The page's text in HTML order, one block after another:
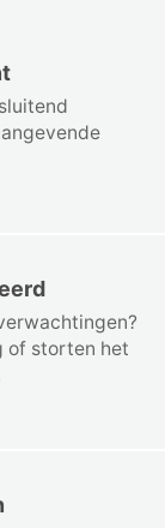
of storten het